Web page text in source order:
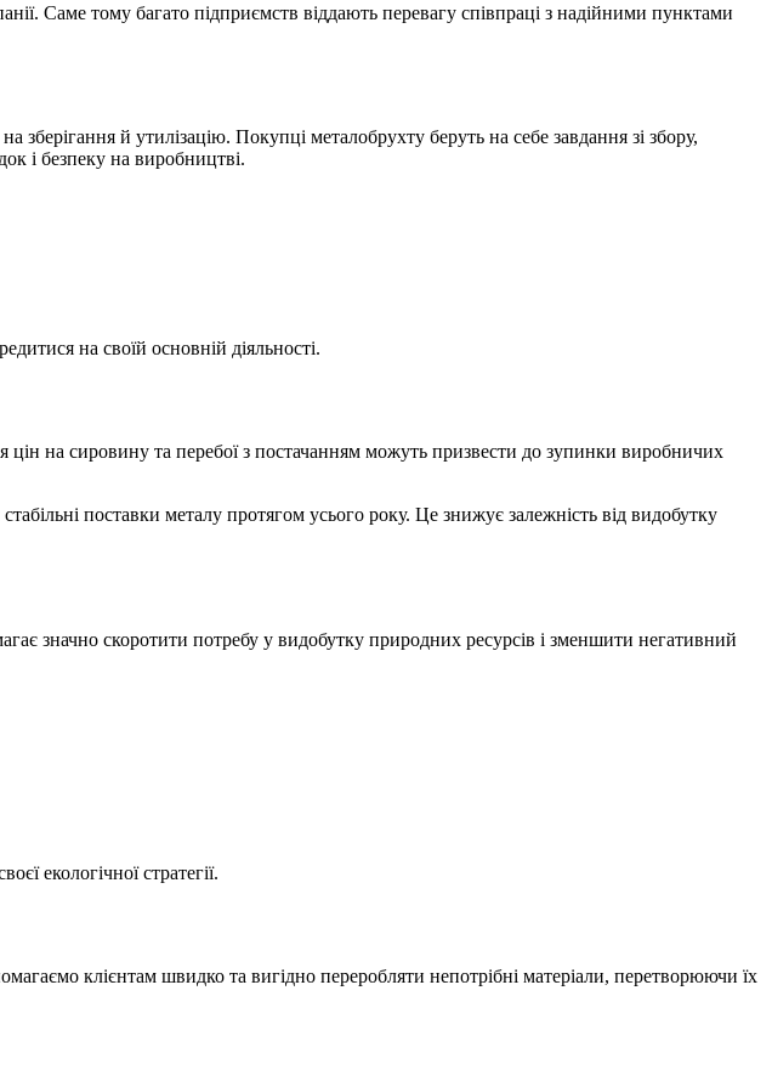
Саме тому багато підприємств віддають перевагу співпраці з надійними пунктами
й утилізацію. Покупці металобрухту беруть на себе завдання зі збору,
і безпеку на виробництві.
на своїй основній діяльності.
на сировину та перебої з постачанням можуть призвести до зупинки виробничих
поставки металу протягом усього року. Це знижує залежність від видобутку
значно скоротити потребу у видобутку природних ресурсів і зменшити негативний
екологічної стратегії.
клієнтам швидко та вигідно переробляти непотрібні матеріали, перетворюючи їх